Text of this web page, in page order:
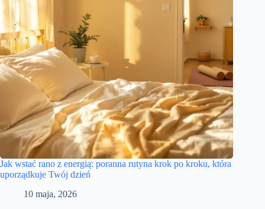
Jak wstać rano z energią: poranna rutyna krok po kroku, która
uporządkuje Twój dzień
10 maja, 2026